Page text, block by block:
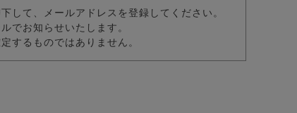
袖カプリシャツ/全8色
して、メールアドレスを登録してください。
でお知らせいたします。
するものではありません。